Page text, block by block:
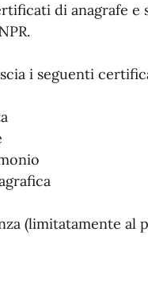
di anagrafe e
i seguenti
(limitatamente al